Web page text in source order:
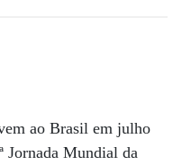
ao Brasil em julho
Jornada Mundial da